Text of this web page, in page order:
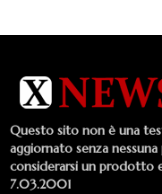
Questo sito non è una
aggiornato senza
considerarsi un prodotto
7.03.2001